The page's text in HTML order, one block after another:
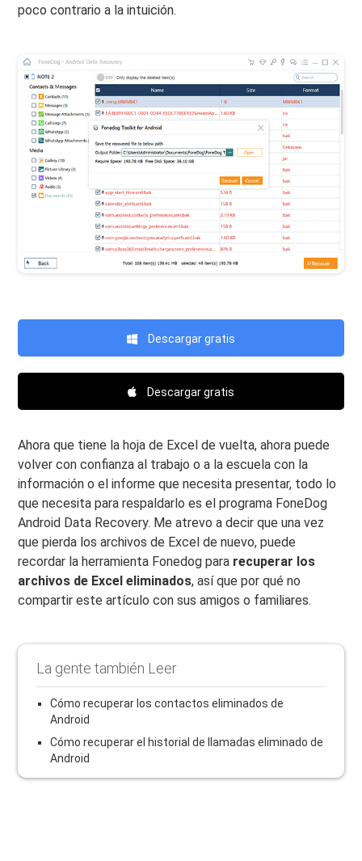
poco contrario a la intuición.
Descargar gratis
Descargar gratis
Ahora que tiene la hoja de Excel de vuelta, ahora puede
volver con confianza al trabajo o a la escuela con la
información o el informe que necesita presentar, todo lo
que necesita para respaldarlo es el programa FoneDog
Android Data Recovery. Me atrevo a decir que una vez
que pierda los archivos de Excel de nuevo, puede
recordar la herramienta Fonedog para recuperar los
archivos de Excel eliminados, así que por qué no
compartir este artículo con sus amigos o familiares.
La gente también Leer
Cómo recuperar los contactos eliminados de
Android
Cómo recuperar el historial de llamadas eliminado de
Android